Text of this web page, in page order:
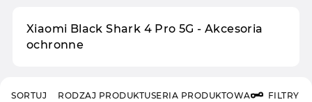
Xiaomi Black Shark 4 Pro 5G - Akcesoria
ochronne
RODZAJ PRODUKTUSERIA PRODUKTOWA FILTRY
SORTUJ